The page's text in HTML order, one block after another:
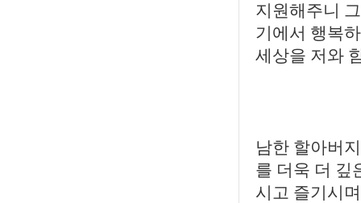
지원해주니
기에서 행복
세상을 저와
남한 할아버
를 더욱 더 깊
시고 즐기시